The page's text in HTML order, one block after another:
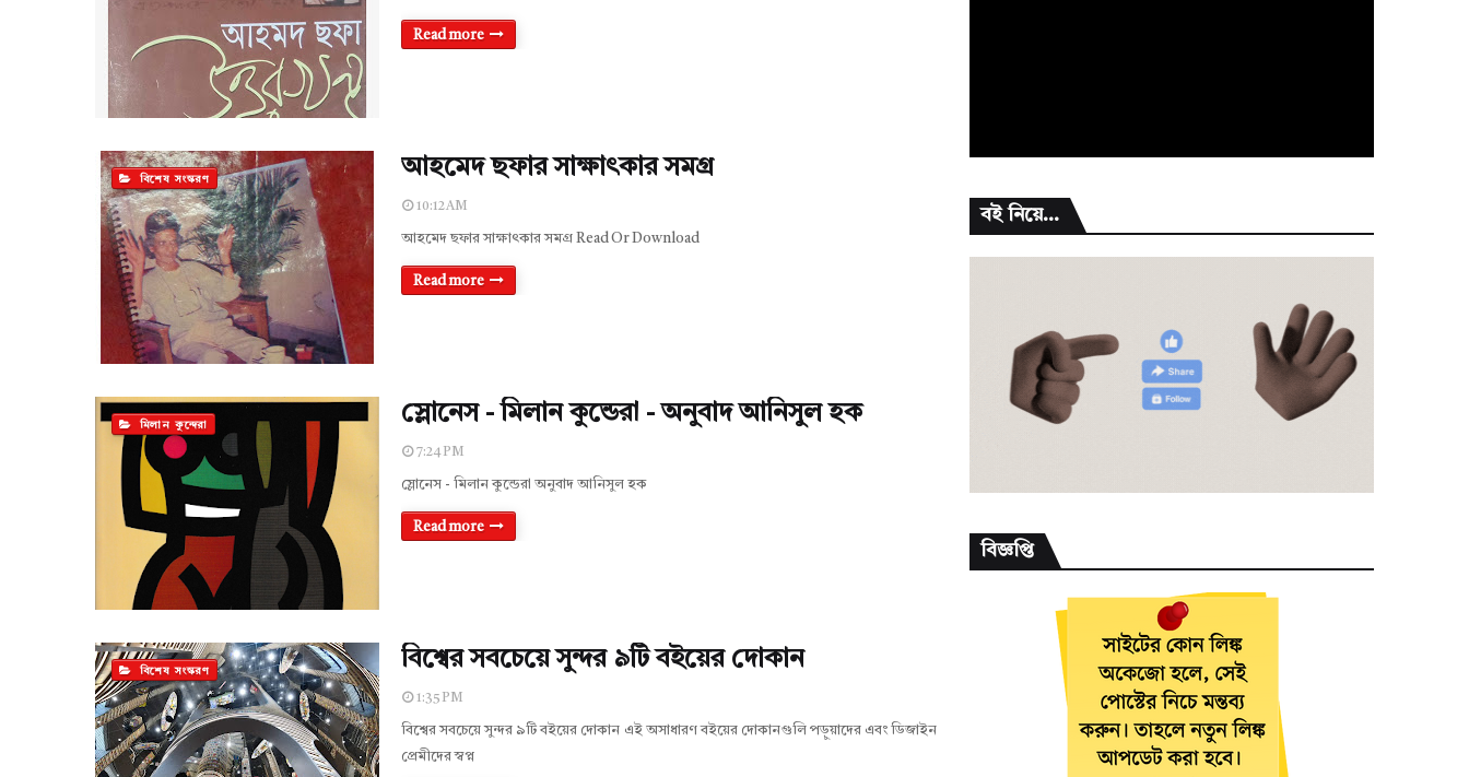
Read more
বিশেষ সংস্করণ আহমেদ ছফার সাক্ষাৎকার সমগ্র
10:12 AM
আহমেদ ছফার সাক্ষাৎকার সমগ্র Read Or Download
Read more
মিলান কুন্দেরা স্লোনেস - মিলান কুন্ডেরা - অনুবাদ আনিসুল হক
7:24 PM
স্লোনেস - মিলান কুন্ডেরা অনুবাদ আনিসুল হক
Read more
বিশেষ সংস্করণ বিশ্বের সবচেয়ে সুন্দর ৯টি বইয়ের দোকান
1:35 PM
বিশ্বের সবচেয়ে সুন্দর ৯টি বইয়ের দোকান এই অসাধারণ বইয়ের দোকানগুলি পড়ুয়াদের এবং ডিজাইন
প্রেমীদের স্বপ্ন
বই নিয়ে...
বিজ্ঞপ্তি